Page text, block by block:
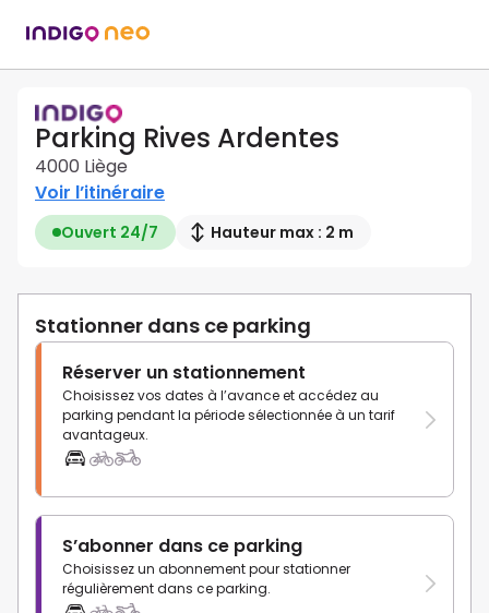
Parking Rives Ardentes
4000 Liège
Voir l’itinéraire
Ouvert 24/7 Hauteur max : 2 m
Stationner dans ce parking
Réserver un stationnement
Choisissez vos dates à l’avance et accédez au
parking pendant la période sélectionnée à un tarif
avantageux.
S’abonner dans ce parking
Choisissez un abonnement pour stationner
régulièrement dans ce parking.